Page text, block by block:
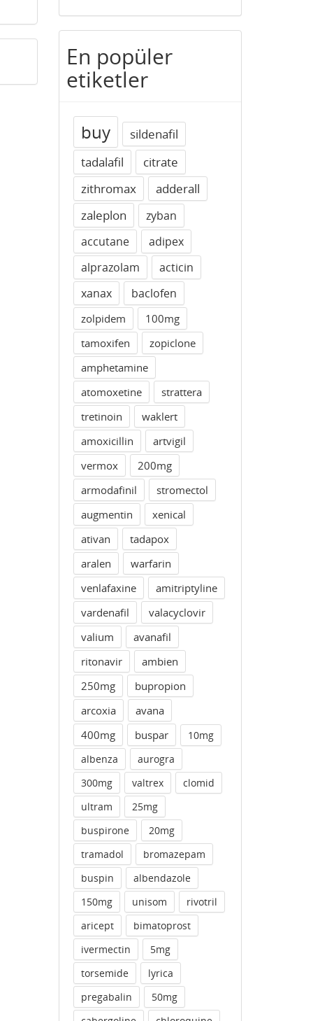
En popüler
etiketler
buy
sildenafil
tadalafil
citrate
zithromax
adderall
zaleplon
zyban
accutane
adipex
alprazolam
acticin
xanax
baclofen
zolpidem
100mg
tamoxifen
zopiclone
amphetamine
atomoxetine
strattera
tretinoin
waklert
amoxicillin
artvigil
vermox
200mg
armodafinil
stromectol
augmentin
xenical
ativan
tadapox
aralen
warfarin
venlafaxine
amitriptyline
vardenafil
valacyclovir
valium
avanafil
ritonavir
ambien
250mg
bupropion
arcoxia
avana
400mg
buspar
10mg
albenza
aurogra
300mg
valtrex
clomid
ultram
25mg
buspirone
20mg
tramadol
bromazepam
buspin
albendazole
150mg
unisom
rivotril
aricept
bimatoprost
ivermectin
5mg
torsemide
lyrica
pregabalin
50mg